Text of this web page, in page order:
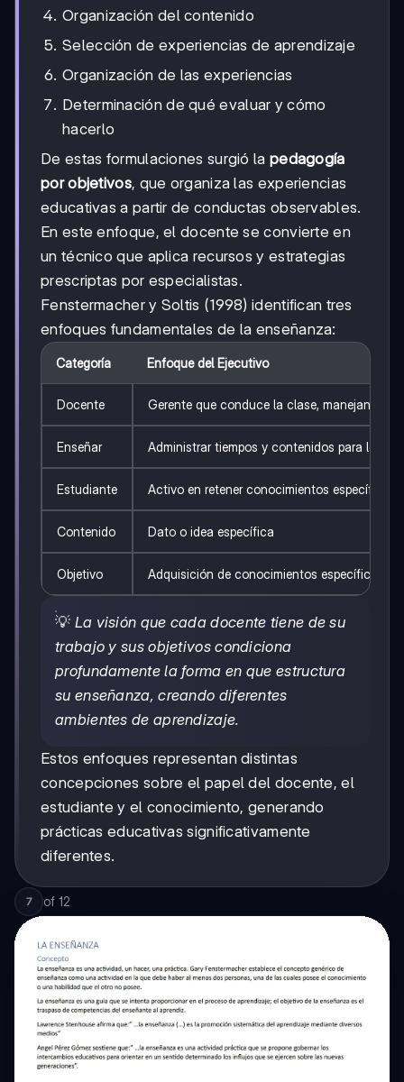
Organización del contenido
Selección de experiencias de aprendizaje
Organización de las experiencias
Determinación de qué evaluar y cómo
hacerlo
De estas formulaciones surgió la pedagogía
por objetivos, que organiza las experiencias
educativas a partir de conductas observables.
En este enfoque, el docente se convierte en
un técnico que aplica recursos y estrategias
prescriptas por especialistas.
Fenstermacher y Soltis (1998) identifican tres
enfoques fundamentales de la enseñanza:
Categoría Enfoque del Ejecutivo
Docente Gerente que conduce la clase, manejando
Enseñar Administrar tiempos y contenidos para lograr
Estudiante Activo en retener conocimientos específicos
Contenido Dato o idea específica
Objetivo Adquisición de conocimientos específicos
💡 La visión que cada docente tiene de su
trabajo y sus objetivos condiciona
profundamente la forma en que estructura
su enseñanza, creando diferentes
ambientes de aprendizaje.
Estos enfoques representan distintas
concepciones sobre el papel del docente, el
estudiante y el conocimiento, generando
prácticas educativas significativamente
diferentes.
7 of 12